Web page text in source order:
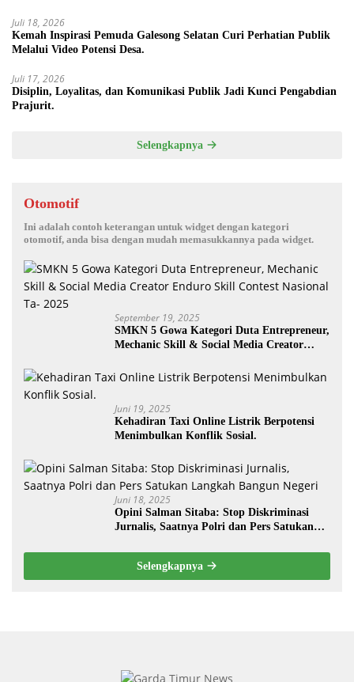
Juli 18, 2026
Kemah Inspirasi Pemuda Galesong Selatan Curi Perhatian Publik
Melalui Video Potensi Desa.
Juli 17, 2026
Disiplin, Loyalitas, dan Komunikasi Publik Jadi Kunci Pengabdian
Prajurit.
Selengkapnya
Otomotif
Ini adalah contoh keterangan untuk widget dengan kategori
otomotif, anda bisa dengan mudah memasukkannya pada widget.
September 19, 2025
SMKN 5 Gowa Kategori Duta Entrepreneur,
Mechanic Skill & Social Media Creator
Juni 19, 2025
Kehadiran Taxi Online Listrik Berpotensi
Menimbulkan Konflik Sosial.
Juni 18, 2025
Opini Salman Sitaba: Stop Diskriminasi
Jurnalis, Saatnya Polri dan Pers Satukan
Selengkapnya